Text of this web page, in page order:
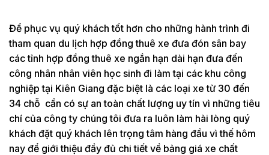
Để phục vụ quý khách tốt hơn cho những hành trình đi
tham quan du lịch hợp đồng thuê xe đưa đón sân bay
các tỉnh hợp đồng thuê xe ngắn hạn dài hạn đưa đến
công nhân nhân viên học sinh đi làm tại các khu công
nghiệp tại Kiên Giang đặc biệt là các loại xe từ 30 đến
34 chỗ cần có sự an toàn chất lượng uy tín vì những tiêu
chí của công ty chúng tôi đưa ra luôn làm hài lòng quý
khách đặt quý khách lên trọng tâm hàng đầu vì thế hôm
nay để giới thiệu đầy đủ chi tiết về bảng giá xe chất